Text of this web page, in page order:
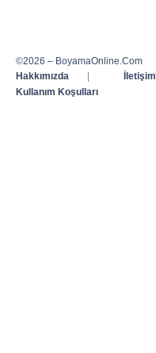
©2026 – BoyamaOnline.Com
Hakkımızda
| İletişim
Kullanım Koşulları